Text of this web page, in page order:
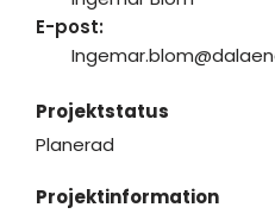
E-post:
Projektstatus
Planerad
Projektinformation